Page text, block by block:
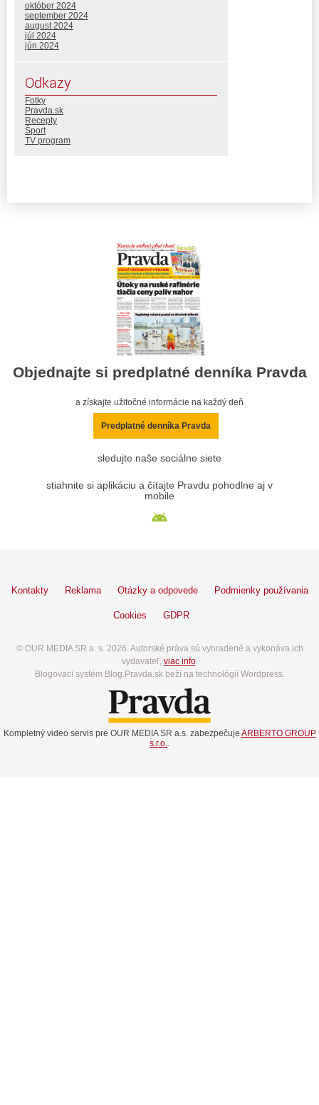
október 2024
september 2024
august 2024
júl 2024
jún 2024
Odkazy
Fotky
Pravda.sk
Recepty
Šport
TV program
Objednajte si predplatné denníka Pravda
a získajte užitočné informácie na každý deň
Predplatné denníka Pravda
sledujte naše sociálne siete
stiahnite si aplikáciu a čítajte Pravdu pohodlne aj v
mobile
Kontakty Reklama Otázky a odpovede Podmienky používania
Cookies GDPR
© OUR MEDIA SR a. s. 2026. Autorské práva sú vyhradené a vykonáva ich
vydavateľ, viac info.
Blogovací systém Blog.Pravda.sk beží na technológií Wordpress.
Kompletný video servis pre OUR MEDIA SR a.s. zabezpečuje ARBERTO GROUP
s.r.o..